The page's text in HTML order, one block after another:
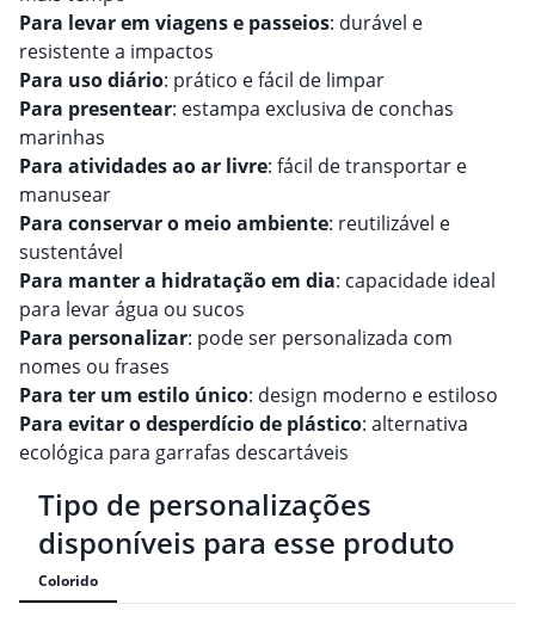
Para levar em viagens e passeios: durável e
resistente a impactos
Para uso diário: prático e fácil de limpar
Para presentear: estampa exclusiva de conchas
marinhas
Para atividades ao ar livre: fácil de transportar e
manusear
Para conservar o meio ambiente: reutilizável e
sustentável
Para manter a hidratação em dia: capacidade ideal
para levar água ou sucos
Para personalizar: pode ser personalizada com
nomes ou frases
Para ter um estilo único: design moderno e estiloso
Para evitar o desperdício de plástico: alternativa
ecológica para garrafas descartáveis
Tipo de personalizações
disponíveis para esse produto
Colorido